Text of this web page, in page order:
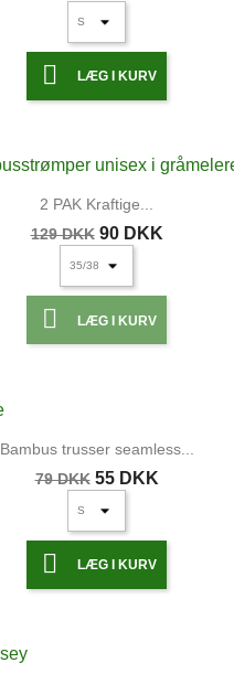
 LÆG I KURV
2 PAK Kraftige...
129 DKK 90 DKK
 LÆG I KURV
Bambus trusser seamless...
79 DKK 55 DKK
 LÆG I KURV